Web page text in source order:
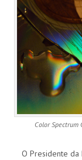
Color Spectrum
O Presidente da